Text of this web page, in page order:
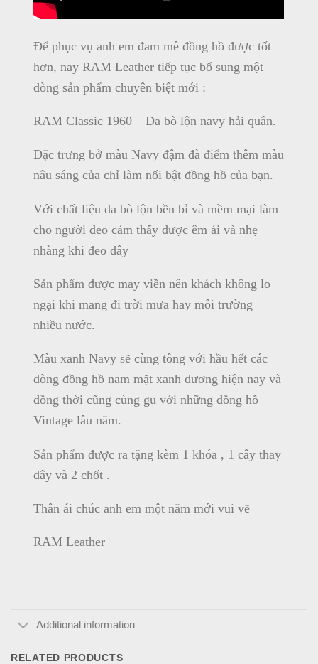
Để phục vụ anh em đam mê đồng hồ được tốt
hơn, nay RAM Leather tiếp tục bổ sung một
dòng sản phẩm chuyên biệt mới :
RAM Classic 1960 – Da bò lộn navy hải quân.
Đặc trưng bở màu Navy đậm đà điểm thêm màu
nâu sáng của chỉ làm nổi bật đồng hồ của bạn.
Với chất liệu da bò lộn bền bỉ và mềm mại làm
cho người đeo cảm thấy được êm ái và nhẹ
nhàng khi đeo dây
Sản phẩm được may viền nên khách không lo
ngại khi mang đi trời mưa hay môi trường
nhiều nước.
Màu xanh Navy sẽ cùng tông với hầu hết các
dòng đồng hồ nam mặt xanh dương hiện nay và
đồng thời cũng cùng gu với những đồng hồ
Vintage lâu năm.
Sản phẩm được ra tặng kèm 1 khóa , 1 cây thay
dây và 2 chốt .
Thân ái chúc anh em một năm mới vui vẽ
RAM Leather
Additional information
RELATED PRODUCTS